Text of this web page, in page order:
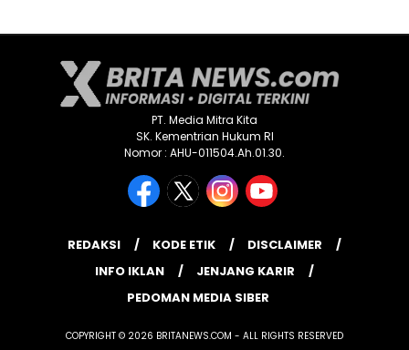
PT. Media Mitra Kita
SK. Kementrian Hukum RI
Nomor : AHU-011504.Ah.01.30.
REDAKSI KODE ETIK
DISCLAIMER
INFO IKLAN
JENJANG KARIR
PEDOMAN MEDIA SIBER
COPYRIGHT © 2026 BRITANEWS.COM - ALL RIGHTS RESERVED